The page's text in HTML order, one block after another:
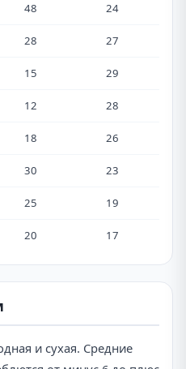
48 24
28 27
15 29
12 28
18 26
30 23
25 19
20 17
и сухая. Средние